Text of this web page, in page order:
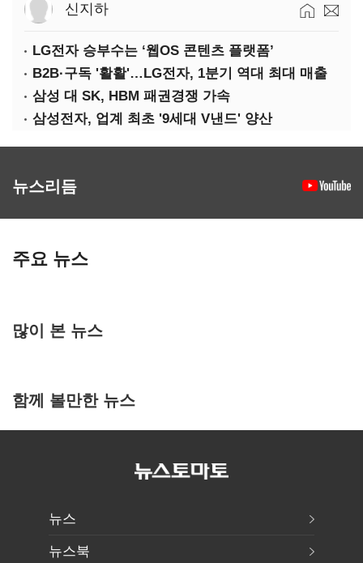
신지하
LG전자 승부수는 ‘웹OS 콘텐츠 플랫폼’
B2B·구독 '활활'…LG전자, 1분기 역대 최대 매출
삼성 대 SK, HBM 패권경쟁 가속
삼성전자, 업계 최초 '9세대 V낸드' 양산
뉴스리듬
주요 뉴스
많이 본 뉴스
함께 볼만한 뉴스
뉴스
뉴스북